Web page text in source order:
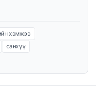
хэмжээ
санхүү